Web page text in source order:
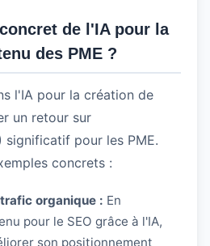
de l'IA pour la
des PME ?
l'IA pour la création de
un retour sur
significatif pour les PME.
concrets :
organique : En
pour le SEO grâce à l'IA,
son positionnement